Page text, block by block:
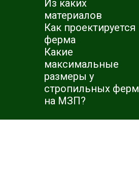
Из каких
материалов
Как проектируется
ферма
Какие
максимальные
размеры у
стропильных ферм
на МЗП?